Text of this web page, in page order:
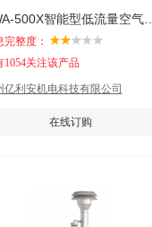
TWA-500X智能型
完整度：
1054关注该产品
亿利安机电科技有限公司
在线订购